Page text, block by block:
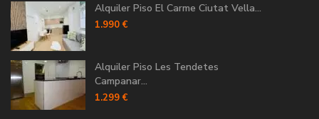
Alquiler Piso El Carme Ciutat Vella...
1.990 €
Alquiler Piso Les Tendetes
Campanar...
1.299 €